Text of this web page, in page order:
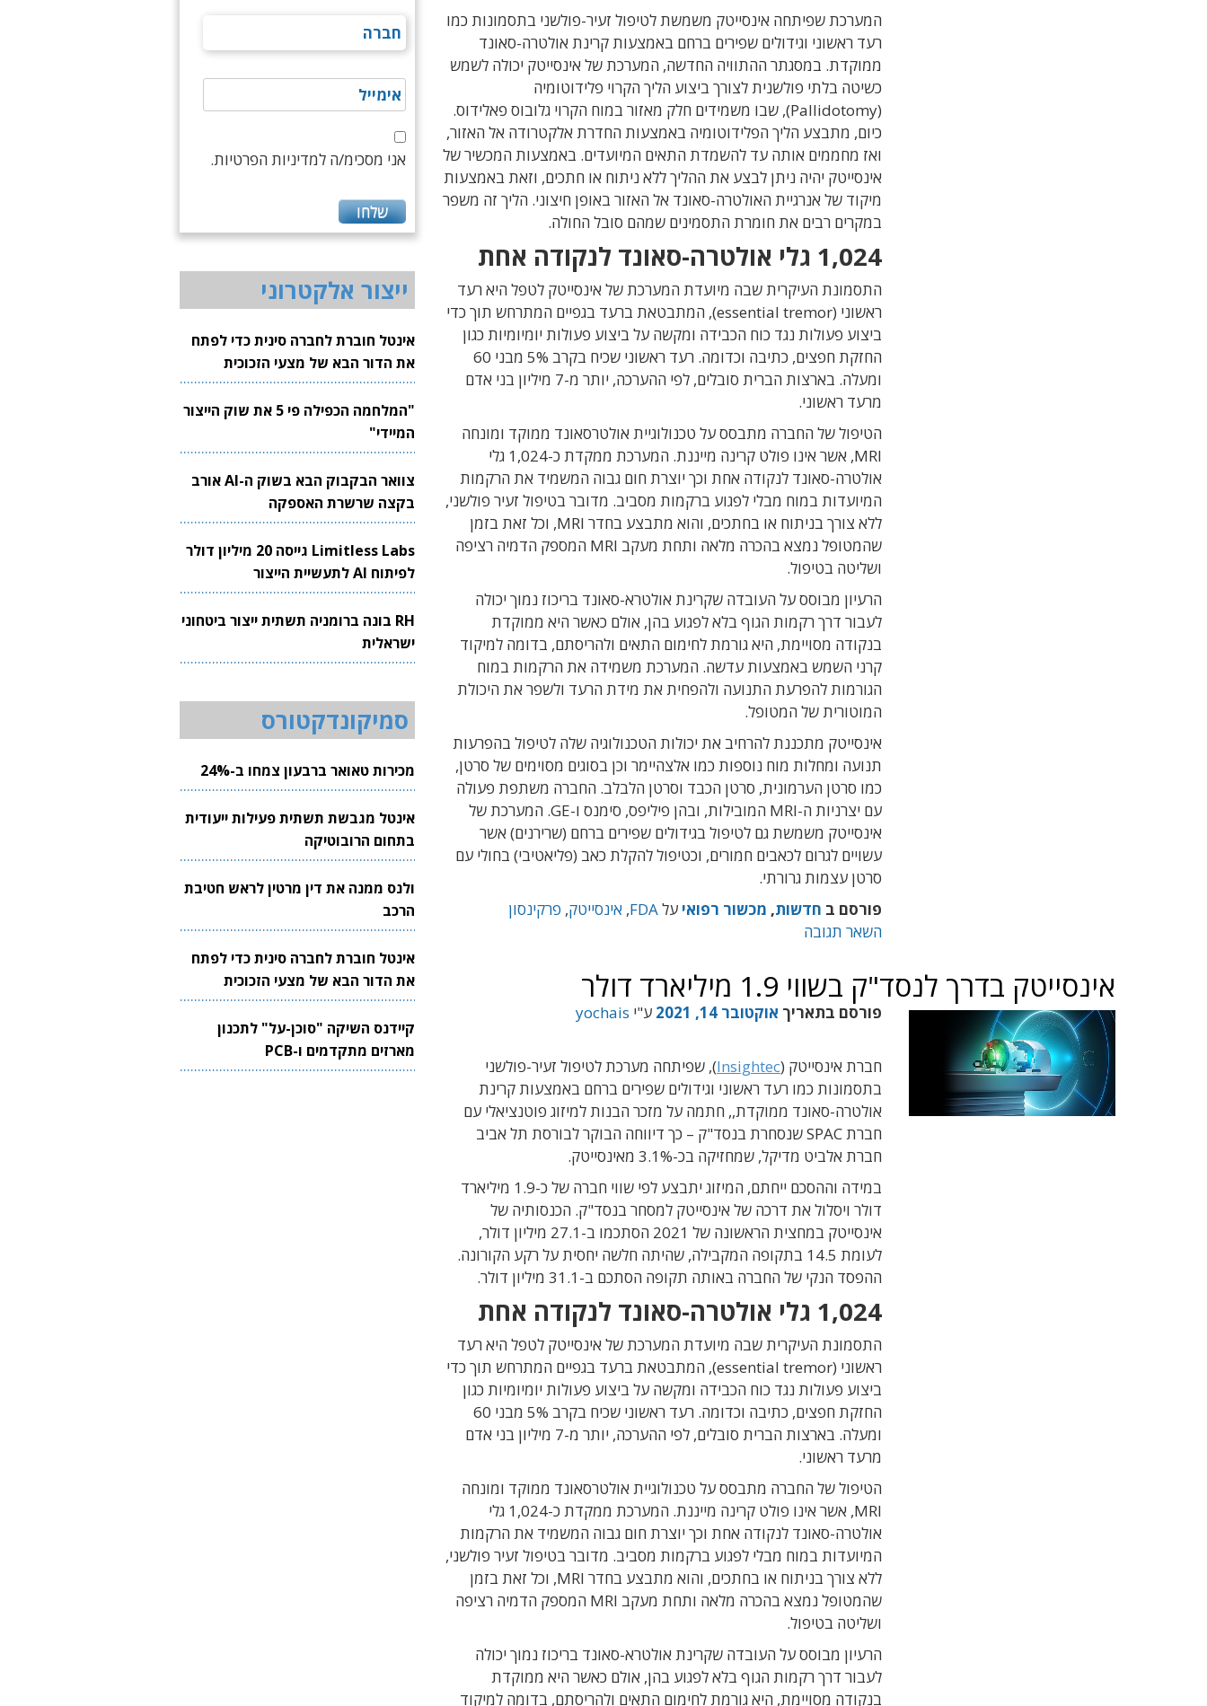
המערכת שפיתחה אינסייטק משמשת לטיפול זעיר-פולשני בתסמונות כמו
רעד ראשוני וגידולים שפירים ברחם באמצעות קרינת אולטרה-סאונד
ממוקדת. במסגתר ההתוויה החדשה, המערכת של אינסייטק יכולה לשמש
כשיטה בלתי פולשנית לצורך ביצוע הליך הקרוי פלידוטומיה
(Pallidotomy), שבו משמידים חלק מאזור במוח הקרוי גלובוס פאלידוס.
כיום, מתבצע הליך הפלידוטומיה באמצעות החדרת אלקטרודה אל האזור,
ואז מחממים אותה עד להשמדת התאים המיועדים. באמצעות המכשיר של
אינסייטק יהיה ניתן לבצע את ההליך ללא ניתוח או חתכים, וזאת באמצעות
מיקוד של אנרגיית האולטרה-סאונד אל האזור באופן חיצוני. הליך זה משפר
במקרים רבים את חומרת התסמינים שמהם סובל החולה.
1,024 גלי אולטרה-סאונד לנקודה אחת
התסמונת העיקרית שבה מיועדת המערכת של אינסייטק לטפל היא רעד
ראשוני (essential tremor), המתבטאת ברעד בגפיים המתרחש תוך כדי
ביצוע פעולות נגד כוח הכבידה ומקשה על ביצוע פעולות יומיומיות כגון
החזקת חפצים, כתיבה וכדומה. רעד ראשוני שכיח בקרב 5% מבני 60
ומעלה. בארצות הברית סובלים, לפי ההערכה, יותר מ-7 מיליון בני אדם
מרעד ראשוני.
הטיפול של החברה מתבסס על טכנולוגיית אולטרסאונד ממוקד ומונחה
MRI, אשר אינו פולט קרינה מייננת. המערכת ממקדת כ-1,024 גלי
אולטרה-סאונד לנקודה אחת וכך יוצרת חום גבוה המשמיד את הרקמות
המיועדות במוח מבלי לפגוע ברקמות מסביב. מדובר בטיפול זעיר פולשני,
ללא צורך בניתוח או בחתכים, והוא מתבצע בחדר MRI, וכל זאת בזמן
שהמטופל נמצא בהכרה מלאה ותחת מעקב MRI המספק הדמיה רציפה
ושליטה בטיפול.
הרעיון מבוסס על העובדה שקרינת אולטרא-סאונד בריכוז נמוך יכולה
לעבור דרך רקמות הגוף בלא לפגוע בהן, אולם כאשר היא ממוקדת
בנקודה מסויימת, היא גורמת לחימום התאים ולהריסתם, בדומה למיקוד
קרני השמש באמצעות עדשה. המערכת משמידה את הרקמות במוח
הגורמות להפרעת התנועה ולהפחית את מידת הרעד ולשפר את היכולת
המוטורית של המטופל.
אינסייטק מתכננת להרחיב את יכולות הטכנולוגיה שלה לטיפול בהפרעות
תנועה ומחלות מוח נוספות כמו אלצהיימר וכן בסוגים מסוימים של סרטן,
כמו סרטן הערמונית, סרטן הכבד וסרטן הלבלב. החברה משתפת פעולה
עם יצרניות ה-MRI המובילות, ובהן פיליפס, סימנס ו-GE. המערכת של
אינסייטק משמשת גם לטיפול בגידולים שפירים ברחם (שרירנים) אשר
עשויים לגרום לכאבים חמורים, וכטיפול להקלת כאב (פליאטיבי) בחולי עם
סרטן עצמות גרורתי.
פורסם ב חדשות, מכשור רפואי עלFDA
, אינסייטק, פרקינסון
השאר תגובה
אינסייטק בדרך לנסד"ק בשווי 1.9 מיליארד דולר
פורסם בתאריך אוקטובר 14, 2021 ע"י yochais
חברת אינסייטק (Insightec), שפיתחה מערכת לטיפול זעיר-פולשני
בתסמונות כמו רעד ראשוני וגידולים שפירים ברחם באמצעות קרינת
אולטרה-סאונד ממוקדת,, חתמה על מזכר הבנות למיזוג פוטנציאלי עם
חברת SPAC שנסחרת בנסד"ק – כך דיווחה הבוקר לבורסת תל אביב
חברת אלביט מדיקל, שמחזיקה בכ-3.1% מאינסייטק.
במידה וההסכם ייחתם, המיזוג יתבצע לפי שווי חברה של כ-1.9 מיליארד
דולר ויסלול את דרכה של אינסייטק למסחר בנסד"ק. הכנסותיה של
אינסייטק במחצית הראשונה של 2021 הסתכמו ב-27.1 מיליון דולר,
לעומת 14.5 בתקופה המקבילה, שהיתה חלשה יחסית על רקע הקורונה.
ההפסד הנקי של החברה באותה תקופה הסתכם ב-31.1 מיליון דולר.
1,024 גלי אולטרה-סאונד לנקודה אחת
התסמונת העיקרית שבה מיועדת המערכת של אינסייטק לטפל היא רעד
ראשוני (essential tremor), המתבטאת ברעד בגפיים המתרחש תוך כדי
ביצוע פעולות נגד כוח הכבידה ומקשה על ביצוע פעולות יומיומיות כגון
החזקת חפצים, כתיבה וכדומה. רעד ראשוני שכיח בקרב 5% מבני 60
ומעלה. בארצות הברית סובלים, לפי ההערכה, יותר מ-7 מיליון בני אדם
מרעד ראשוני.
הטיפול של החברה מתבסס על טכנולוגיית אולטרסאונד ממוקד ומונחה
MRI, אשר אינו פולט קרינה מייננת. המערכת ממקדת כ-1,024 גלי
אולטרה-סאונד לנקודה אחת וכך יוצרת חום גבוה המשמיד את הרקמות
המיועדות במוח מבלי לפגוע ברקמות מסביב. מדובר בטיפול זעיר פולשני,
ללא צורך בניתוח או בחתכים, והוא מתבצע בחדר MRI, וכל זאת בזמן
שהמטופל נמצא בהכרה מלאה ותחת מעקב MRI המספק הדמיה רציפה
ושליטה בטיפול.
הרעיון מבוסס על העובדה שקרינת אולטרא-סאונד בריכוז נמוך יכולה
לעבור דרך רקמות הגוף בלא לפגוע בהן, אולם כאשר היא ממוקדת
בנקודה מסויימת, היא גורמת לחימום התאים ולהריסתם, בדומה למיקוד
אני מסכימ/ה למדיניות הפרטיות.
ייצור אלקטרוני
אינטל חוברת לחברה סינית כדי לפתח
את הדור הבא של מצעי הזכוכית
לשבבים
"המלחמה הכפילה פי 5 את שוק הייצור
המיידי"
צוואר הבקבוק הבא בשוק ה-AI אורב
בקצה שרשרת האספקה
Limitless Labs גייסה 20 מיליון דולר
לפיתוח AI לתעשיית הייצור
RH בונה ברומניה תשתית ייצור ביטחוני
ישראלית
סמיקונדקטורס
מכירות טאואר ברבעון צמחו ב-24%
אינטל מגבשת תשתית פעילות ייעודית
בתחום הרובוטיקה
ולנס ממנה את דין מרטין לראש חטיבת
הרכב
אינטל חוברת לחברה סינית כדי לפתח
את הדור הבא של מצעי הזכוכית
לשבבים
קיידנס השיקה "סוכן-על" לתכנון
מארזים מתקדמים ו-PCB